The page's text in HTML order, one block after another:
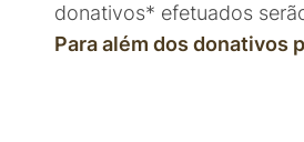
donativos* efetuados
Para além dos donativos